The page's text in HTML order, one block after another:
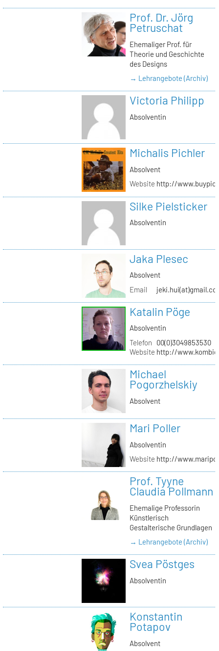
Prof. Dr. Jörg
Petruschat
Ehemaliger Prof. für
Theorie und Geschichte
des Designs
→ Lehrangebote (Archiv)
Victoria Philipp
Absolventin
Michalis Pichler
Absolvent
Website http://
Silke Pielsticker
Absolventin
Jaka Plesec
Absolvent
Email
Katalin Pöge
Absolventin
Telefon
00(0)3049853530
Website http://
Michael
Pogorzhelskiy
Absolvent
Mari Poller
Absolventin
Website http://
Prof. Tyyne
Claudia Pollmann
Ehemalige Professorin
Künstlerisch
Gestalterische Grundlagen
→ Lehrangebote (Archiv)
Svea Pöstges
Absolventin
Konstantin
Potapov
Absolvent